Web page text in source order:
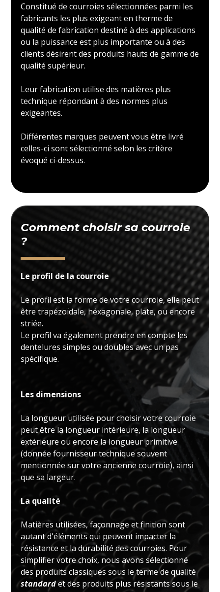
Constitué de courroies sélectionnées parmi les
fabricants les plus exigeant en therme de
qualité de fabrication destiné à des applications
ou la puissance est plus importante ou à des
clients désirent des produits hauts de gamme de
qualité supérieur.
Leur fabrication utilise des matières plus
technique répondant à des normes plus
exigeantes.
Différentes marques peuvent vous être livré
celles-ci sont sélectionné selon les critère
évoqué ci-dessus.
Comment choisir sa courroie
?
Le profil de la courroie
Le profil est la forme de votre courroie, elle peut
être trapézoïdale, héxagonale, plate, ou encore
striée.
Le profil va également prendre en compte les
dentelures simples ou doubles avec un pas
spécifique.
Les dimensions
La longueur utilisée pour choisir votre courroie
peut être la longueur intérieure, la longueur
extérieure ou encore la longueur primitive
(donnée fournisseur technique souvent
mentionnée sur votre ancienne courroie), ainsi
que sa largeur.
La qualité
Matières utilisées, façonnage et finition sont
autant d'éléments qui peuvent impacter la
résistance et la durabilité des courroies. Pour
simplifier votre choix, nous avons sélectionné
des produits classiques sous le terme de qualité
standardet des produits plus résistants sous le